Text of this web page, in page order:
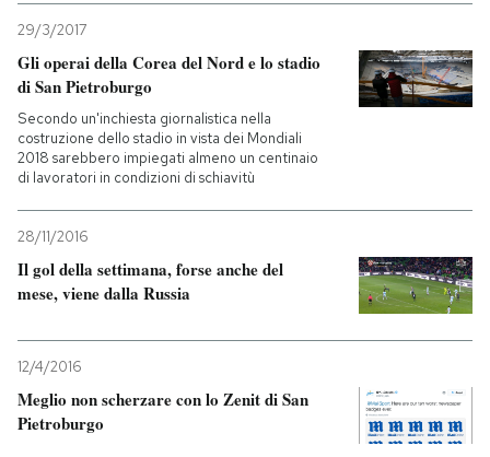
PODCAST
NEWSLETTER
CALENDARIO
29/3/2017
Gli operai della Corea del Nord e lo stadio
di San Pietroburgo
Secondo un'inchiesta giornalistica nella
costruzione dello stadio in vista dei Mondiali
2018 sarebbero impiegati almeno un centinaio
di lavoratori in condizioni di schiavitù
28/11/2016
Il gol della settimana, forse anche del
mese, viene dalla Russia
12/4/2016
Meglio non scherzare con lo Zenit di San
Pietroburgo